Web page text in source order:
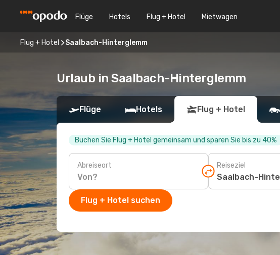
Flüge Hotels Flug + Hotel Mietwagen
Flug + Hotel Saalbach-Hinterglemm
Urlaub in Saalbach-Hinterglemm
Flüge Hotels Flug + Hotel
Buchen Sie Flug + Hotel gemeinsam und sparen Sie bis zu 40%
Abreiseort Reiseziel
Flug + Hotel suchen